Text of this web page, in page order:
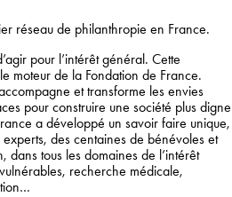
réseau de philanthropie en France.
pour l’intérêt général. Cette
moteur de la Fondation de France.
et transforme les envies
pour construire une société plus digne
a développé un savoir faire unique,
experts, des centaines de bénévoles et
dans tous les domaines de l’intérêt
recherche médicale,